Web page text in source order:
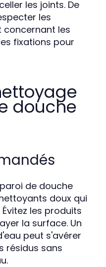
les joints. De
les
les
fixations pour
douche
de douche
doux qui
les produits
la surface. Un
peut s'avérer
résidus sans